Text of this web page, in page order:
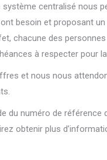
système centralisé nous
besoin et proposant un
chacune des personnes
à respecter pour
et nous nous
du numéro de référence
obtenir plus